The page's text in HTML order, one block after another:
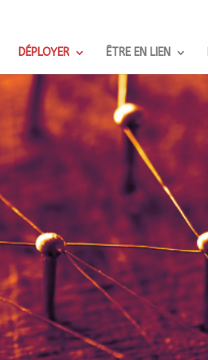
DÉPLOYER ÊTRE EN LIEN